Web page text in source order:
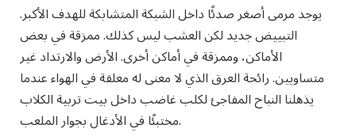
يوجد مرمى أصغر صدئًا داخل الشبكة المتشابكة للهدف الأكبر.
التبييض جديد لكن العشب ليس كذلك. ممزقة في بعض
الأماكن، وممزقة في أماكن أخرى. الأرض والارتداد غير
متساويين. رائحة العرق الذي لا معنى له معلقة في الهواء عندما
يذهلنا النباح المفاجئ لكلب غاضب داخل بيت تربية الكلاب
مختبئًا في الأدغال بجوار الملعب.